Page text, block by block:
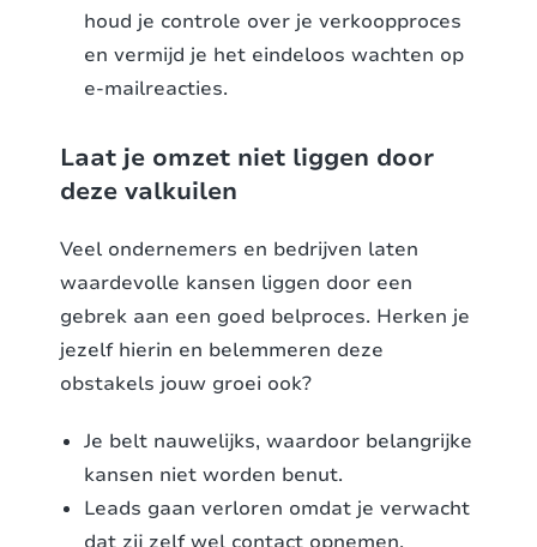
houd je controle over je verkoopproces
en vermijd je het eindeloos wachten op
e-mailreacties.
Laat je omzet niet liggen door
deze valkuilen
Veel ondernemers en bedrijven laten
waardevolle kansen liggen door een
gebrek aan een goed belproces. Herken je
jezelf hierin en belemmeren deze
obstakels jouw groei ook?
Je belt nauwelijks, waardoor belangrijke
kansen niet worden benut.
Leads gaan verloren omdat je verwacht